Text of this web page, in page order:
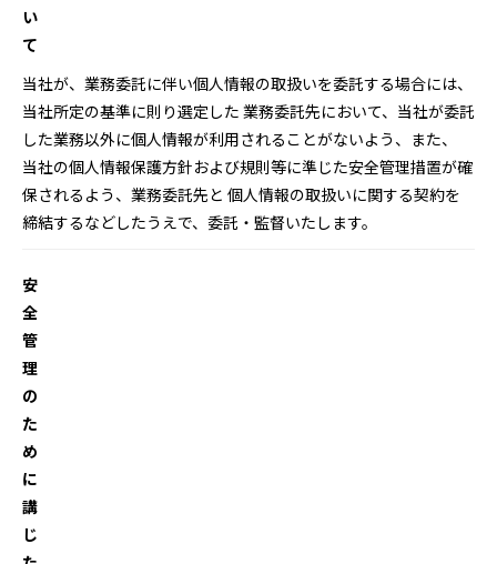
い
て
当社が、業務委託に伴い個人情報の取扱いを委託する場合には、
当社所定の基準に則り選定した 業務委託先において、当社が委託
した業務以外に個人情報が利用されることがないよう、また、
当社の個人情報保護方針および規則等に準じた安全管理措置が確
保されるよう、業務委託先と 個人情報の取扱いに関する契約を
締結するなどしたうえで、委託・監督いたします。
安
全
管
理
の
た
め
に
講
じ